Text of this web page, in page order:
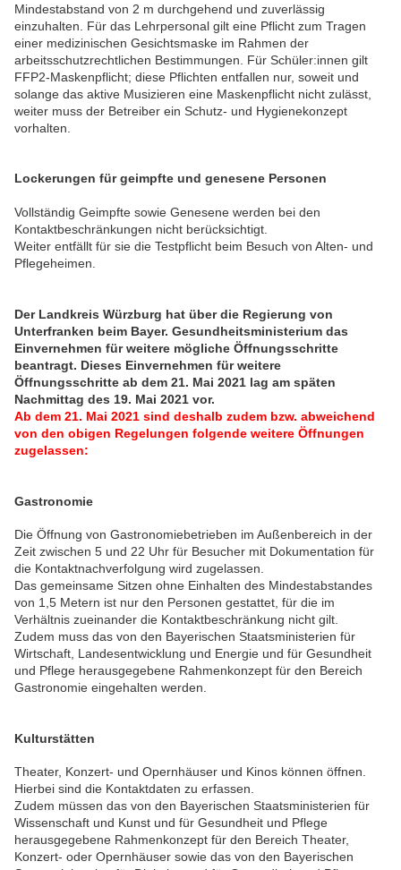
Mindestabstand von 2 m durchgehend und zuverlässig
einzuhalten. Für das Lehrpersonal gilt eine Pflicht zum Tragen
einer medizinischen Gesichtsmaske im Rahmen der
arbeitsschutzrechtlichen Bestimmungen. Für Schüler:innen gilt
FFP2-Maskenpflicht; diese Pflichten entfallen nur, soweit und
solange das aktive Musizieren eine Maskenpflicht nicht zulässt,
weiter muss der Betreiber ein Schutz- und Hygienekonzept
vorhalten.
Lockerungen für geimpfte und genesene Personen
Vollständig Geimpfte sowie Genesene werden bei den
Kontaktbeschränkungen nicht berücksichtigt.
Weiter entfällt für sie die Testpflicht beim Besuch von Alten- und
Pflegeheimen.
Der Landkreis Würzburg hat über die Regierung von
Unterfranken beim Bayer. Gesundheitsministerium das
Einvernehmen für weitere mögliche Öffnungsschritte
beantragt. Dieses Einvernehmen für weitere
Öffnungsschritte ab dem 21. Mai 2021 lag am späten
Nachmittag des 19. Mai 2021 vor.
Ab dem 21. Mai 2021 sind deshalb zudem bzw. abweichend
von den obigen Regelungen folgende weitere Öffnungen
zugelassen:
Gastronomie
Die Öffnung von Gastronomiebetrieben im Außenbereich in der
Zeit zwischen 5 und 22 Uhr für Besucher mit Dokumentation für
die Kontaktnachverfolgung wird zugelassen.
Das gemeinsame Sitzen ohne Einhalten des Mindestabstandes
von 1,5 Metern ist nur den Personen gestattet, für die im
Verhältnis zueinander die Kontaktbeschränkung nicht gilt.
Zudem muss das von den Bayerischen Staatsministerien für
Wirtschaft, Landesentwicklung und Energie und für Gesundheit
und Pflege herausgegebene Rahmenkonzept für den Bereich
Gastronomie eingehalten werden.
Kulturstätten
Theater, Konzert- und Opernhäuser und Kinos können öffnen.
Hierbei sind die Kontaktdaten zu erfassen.
Zudem müssen das von den Bayerischen Staatsministerien für
Wissenschaft und Kunst und für Gesundheit und Pflege
herausgegebene Rahmenkonzept für den Bereich Theater,
Konzert- oder Opernhäuser sowie das von den Bayerischen